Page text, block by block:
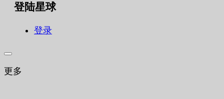
登陆星球
登录
更多